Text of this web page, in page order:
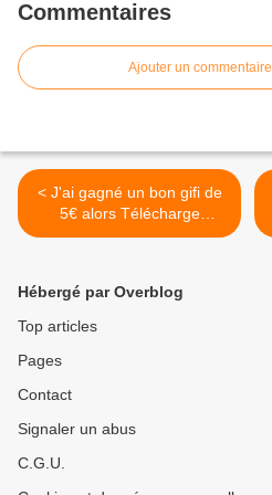
Commentaires
Ajouter un commentaire
< J'ai gagné un bon gifi de
5€ alors Télécharge
Bravoloto, jackpot de
gratuit ! Clique sur ce lien
https://bravoloto.app.link/wh
VuVR1FJv Cela fonctionne
Hébergé par Overblog
Top articles
Pages
Contact
Signaler un abus
C.G.U.